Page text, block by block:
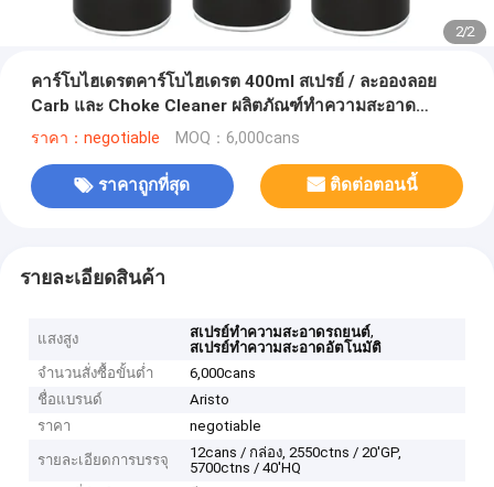
2/2
คาร์โบไฮเดรตคาร์โบไฮเดรต 400ml สเปรย์ / ละอองลอย
Carb และ Choke Cleaner ผลิตภัณฑ์ทำความสะอาด
รถยนต์
ราคา：negotiable MOQ：6,000cans
ราคาถูกที่สุด ติดต่อตอนนี้
รายละเอียดสินค้า
แสงสูง สเปรย์ทำความสะอาดรถยนต์,
สเปรย์ทำความสะอาดอัตโนมัติ
จำนวนสั่งซื้อขั้นต่ำ
6,000cans
ชื่อแบรนด์
Aristo
ราคา
negotiable
รายละเอียดการบรรจุ
12cans / กล่อง, 2550ctns / 20'GP,
5700ctns / 40'HQ